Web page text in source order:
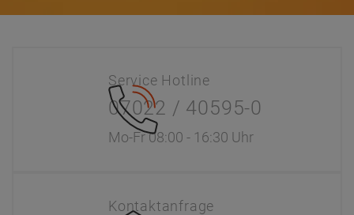
Service Hotline
07022 / 40595-0
Mo-Fr 08:00 - 16:30 Uhr
Kontaktanfrage